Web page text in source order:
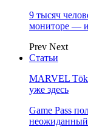
9 тысяч
мониторе —
Prev Next
Статьи
MARVEL
уже здесь
Game Pass
неожиданный